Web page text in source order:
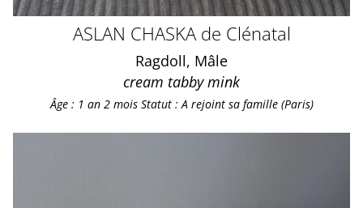
ASLAN CHASKA de Clénatal
Ragdoll, Mâle
cream tabby mink
Âge : 1 an 2 mois Statut : A rejoint sa famille (Paris)